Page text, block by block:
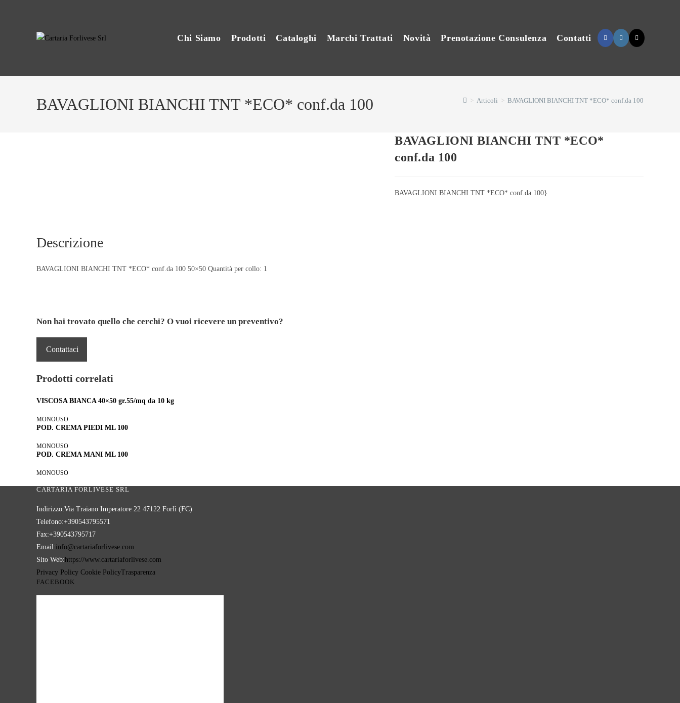
Chi Siamo Prodotti Cataloghi Marchi Trattati Novità Prenotazione Consulenza Contatti
BAVAGLIONI BIANCHI TNT *ECO* conf.da 100 > Articoli > BAVAGLIONI BIANCHI TNT *ECO* conf.da 100
BAVAGLIONI BIANCHI TNT *ECO*
conf.da 100
BAVAGLIONI BIANCHI TNT *ECO* conf.da 100}
Descrizione
BAVAGLIONI BIANCHI TNT *ECO* conf.da 100 50×50 Quantità per collo: 1
Non hai trovato quello che cerchi? O vuoi ricevere un preventivo?
Contattaci
Prodotti correlati
VISCOSA BIANCA 40×50 gr.55/mq da 10 kg
MONOUSO
POD. CREMA PIEDI ML 100
MONOUSO
POD. CREMA MANI ML 100
MONOUSO
CARTARIA FORLIVESE SRL
Indirizzo:Via Traiano Imperatore 22 47122 Forlì (FC)
Telefono:+390543795571
Fax:+390543795717
Email:info@cartariaforlivese.com
in
your
Sito Web:https://www.cartariaforlivese.com
Privacy Policy Cookie PolicyTrasparenza
FACEBOOK